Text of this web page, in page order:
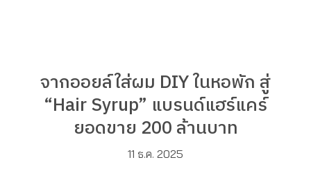
จากออยล์ใส่ผม DIY ในหอพัก สู่
“Hair Syrup” แบรนด์แฮร์แคร์
ยอดขาย 200 ล้านบาท
11 ธ.ค. 2025